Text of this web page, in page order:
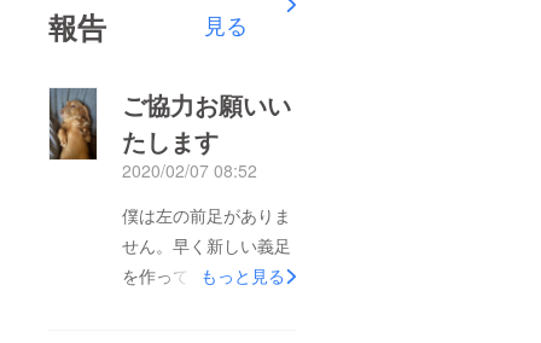
報告
見る
ご協力お願いい
たします
2020/02/07 08:52
僕は左の前足がありま
せん。早く新しい義足
を作って雪が溶けたら
もっと見る